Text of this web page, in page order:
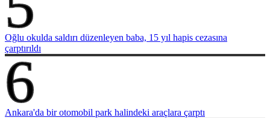
Oğlu okulda saldırı düzenleyen baba, 15 yıl hapis cezasına
çarptırıldı
6
Ankara'da bir otomobil park halindeki araçlara çarptı